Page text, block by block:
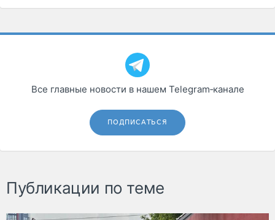
Все главные новости в нашем Telegram‑канале
ПОДПИСАТЬСЯ
Публикации по теме